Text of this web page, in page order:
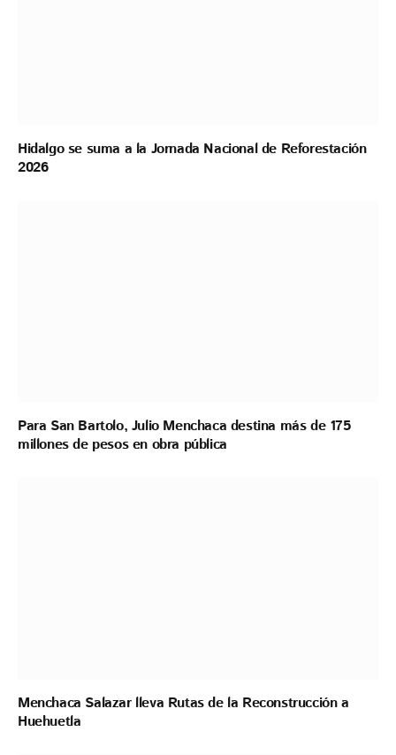
Hidalgo se suma a la Jornada Nacional de Reforestación
2026
Para San Bartolo, Julio Menchaca destina más de 175
millones de pesos en obra pública
Menchaca Salazar lleva Rutas de la Reconstrucción a
Huehuetla